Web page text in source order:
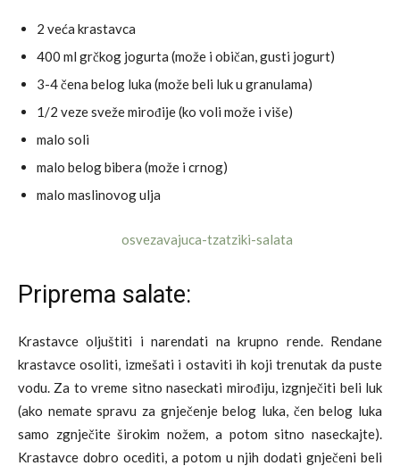
2 veća krastavca
400 ml grčkog jogurta (može i običan, gusti jogurt)
3-4 čena belog luka (može beli luk u granulama)
1/2 veze sveže mirođije (ko voli može i više)
malo soli
malo belog bibera (može i crnog)
malo maslinovog ulja
Priprema salate:
Krastavce oljuštiti i narendati na krupno rende. Rendane
krastavce osoliti, izmešati i ostaviti ih koji trenutak da puste
vodu. Za to vreme sitno naseckati mirođiju, izgnječiti beli luk
(ako nemate spravu za gnječenje belog luka, čen belog luka
samo zgnječite širokim nožem, a potom sitno naseckajte).
Krastavce dobro ocediti, a potom u njih dodati gnječeni beli